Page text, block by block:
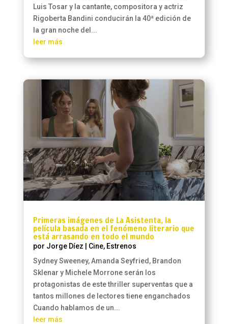
Luis Tosar y la cantante, compositora y actriz
Rigoberta Bandini conducirán la 40ª edición de
la gran noche del...
leer más
Primeras imágenes de La Asistenta, la
película basada en el fenómeno literario que
está arrasando en todo el mundo
por Jorge Díez Cine, Estrenos
Sydney Sweeney, Amanda Seyfried, Brandon
Sklenar y Michele Morrone serán los
protagonistas de este thriller superventas que a
tantos millones de lectores tiene enganchados
Cuando hablamos de un...
leer más